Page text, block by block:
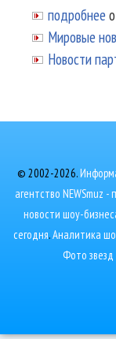
подробнее
Мировые
Новости
© 2002-2026.
агентство NEWSmuz -
новости шоу-
сегодня.Аналитика
Фото звезд